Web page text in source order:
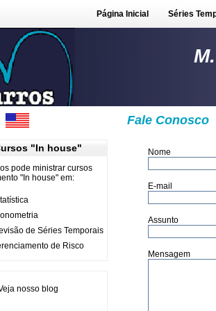
Página Inicial Séries
"In house"
pode ministrar cursos
"In house" em:
de Séries Temporais
de Risco
nosso blog
Fale Conosco
Nome
E-mail
Assunto
Mensagem